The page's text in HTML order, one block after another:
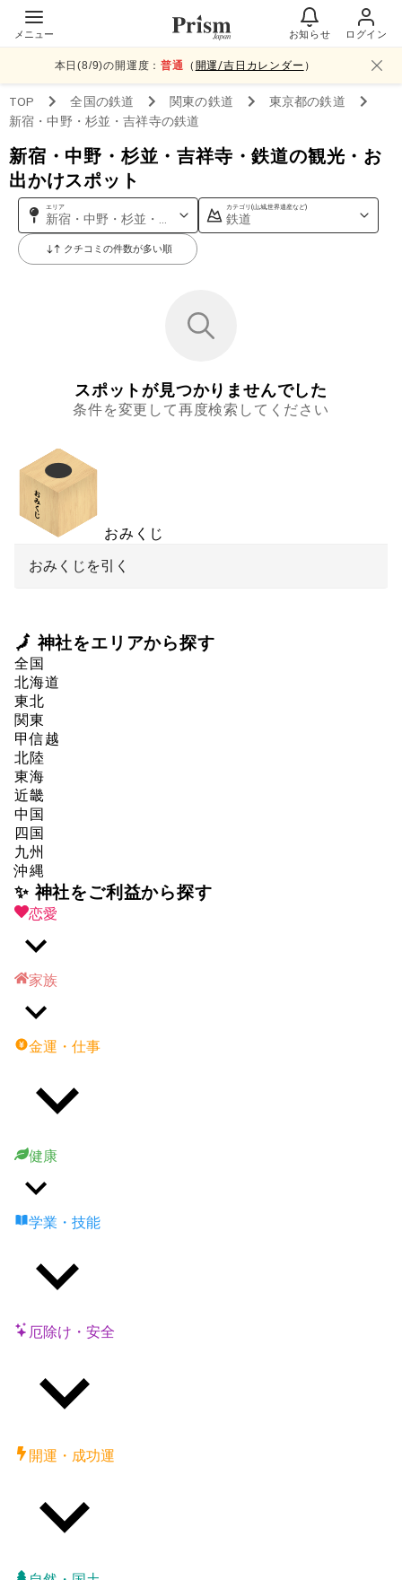
メニュー お知らせ ログイン
本日(8/9)の開運度：普通 （ 開運/吉日カレンダー ）
TOP 全国の鉄道 関東の鉄道 東京都の鉄道
新宿・中野・杉並・吉祥寺の鉄道
新宿・中野・杉並・吉祥寺・鉄道の観光・お
出かけスポット
エリア
新宿・中野・杉並・吉祥寺
カテゴリ(山,城,世界遺産など)
鉄道
クチコミの件数が多い順
スポットが見つかりませんでした
条件を変更して再度検索してください
おみくじ
おみくじを引く
🗾 神社をエリアから探す
全国
北海道
東北
関東
甲信越
北陸
東海
近畿
中国
四国
九州
沖縄
✨ 神社をご利益から探す
恋愛
家族
金運・仕事
健康
学業・技能
厄除け・安全
開運・成功運